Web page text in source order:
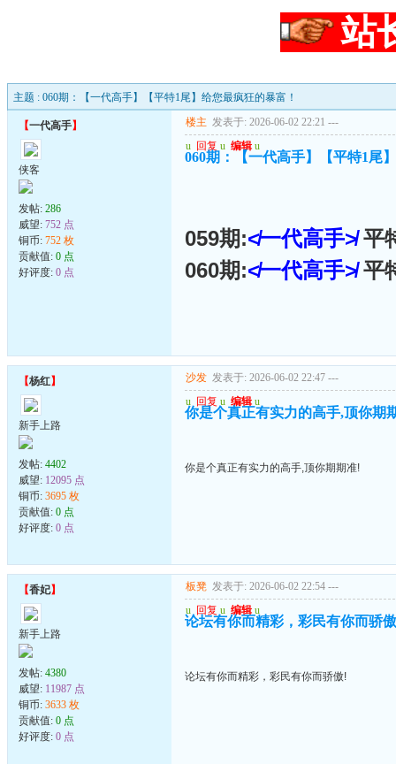
站
主题 : 060期：【一代高手】【平特1尾】给您最疯狂的暴富！
【一代高手】
侠客
发帖: 286
威望: 752 点
铜币: 752 枚
贡献值: 0 点
好评度: 0 点
楼主 发表于: 2026-06-02 22:21 ---
u 回复 u 编辑 u
060期：【一代高手】【平特1尾
059期:≮一代高手≯平
060期:≮一代高手≯平
【杨红】
新手上路
发帖: 4402
威望: 12095 点
铜币: 3695 枚
贡献值: 0 点
好评度: 0 点
沙发 发表于: 2026-06-02 22:47 ---
u 回复 u 编辑 u
你是个真正有实力的高手,顶你期
你是个真正有实力的高手,顶你期期准!
【香妃】
新手上路
发帖: 4380
威望: 11987 点
铜币: 3633 枚
贡献值: 0 点
好评度: 0 点
板凳 发表于: 2026-06-02 22:54 ---
u 回复 u 编辑 u
论坛有你而精彩，彩民有你而骄
论坛有你而精彩，彩民有你而骄傲!